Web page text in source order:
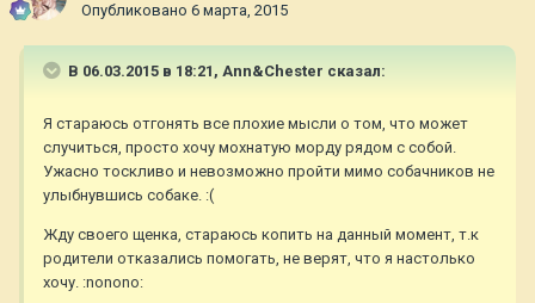
Опубликовано 6 марта, 2015
В 06.03.2015 в 18:21, Ann&Chester сказал:
Я стараюсь отгонять все плохие мысли о том, что может
случиться, просто хочу мохнатую морду рядом с собой.
Ужасно тоскливо и невозможно пройти мимо собачников не
улыбнувшись собаке. :(
Жду своего щенка, стараюсь копить на данный момент, т.к
родители отказались помогать, не верят, что я настолько
хочу. :nonono: